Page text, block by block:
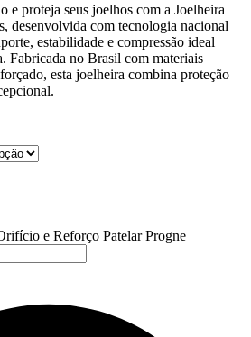
e proteja seus joelhos com a Joelheira
desenvolvida com tecnologia nacional
estabilidade e compressão ideal
Fabricada no Brasil com materiais
esta joelheira combina proteção
e Reforço Patelar Progne